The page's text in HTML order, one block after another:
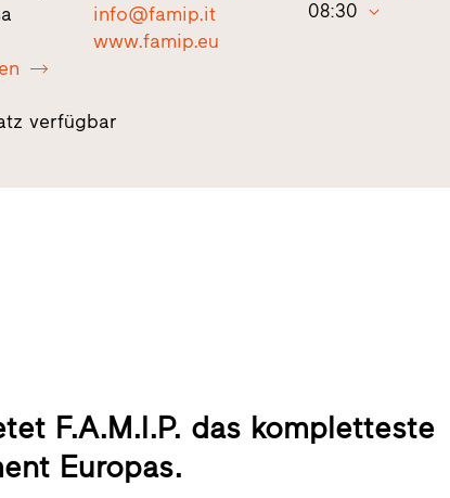
info@famip.it
www.famip.eu
verfügbar
08:30
F.A.M.I.P. das kompletteste
Europas.